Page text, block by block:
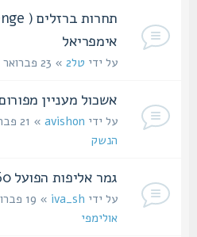
אימפריאל
על ידיטל2 » 23 פברואר 2011, 16:47 ב
אשכול מעניין מפורום
על ידיavishon» 21 פברואר 2011, 21:20 ב
הנשק
גמר אליפות הפועל 60 שכיבה 2011
על ידיiva_sh» 19 פברואר 2011, 19:43 ב
אולימפי